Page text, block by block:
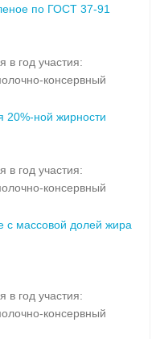
по ГОСТ 37-91
в год участия:
консервный
20%-ной жирности
в год участия:
консервный
с массовой долей жира
в год участия:
консервный